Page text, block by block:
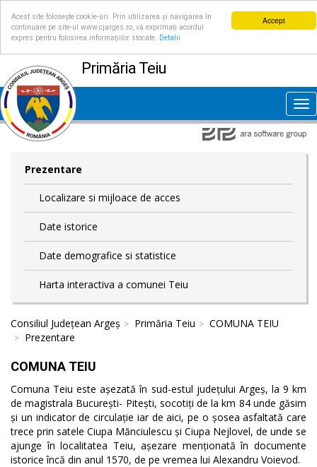
Accept
Acest site folosește cookie-uri. Prin utilizarea și navigarea în
continuare pe site-ul www.cjarges.ro, vă exprimați acordul
expres pentru folosirea informațiilor stocate.
Detalii
Primăria Teiu
Prezentare
Localizare si mijloace de acces
Date istorice
Date demografice si statistice
Harta interactiva a comunei Teiu
Consiliul Județean Argeș Primăria Teiu
COMUNA TEIU
Prezentare
COMUNA TEIU
Comuna Teiu este așezată în sud-estul județului Argeș, la 9 km
de magistrala București- Pitești, socotiți de la km 84 unde găsim
și un indicator de circulație iar de aici, pe o șosea asfaltată care
trece prin satele Ciupa Mănciulescu și Ciupa Nejlovel, de unde se
ajunge în localitatea Teiu, așezare menționată în documente
istorice încă din anul 1570, de pe vremea lui Alexandru Voievod.